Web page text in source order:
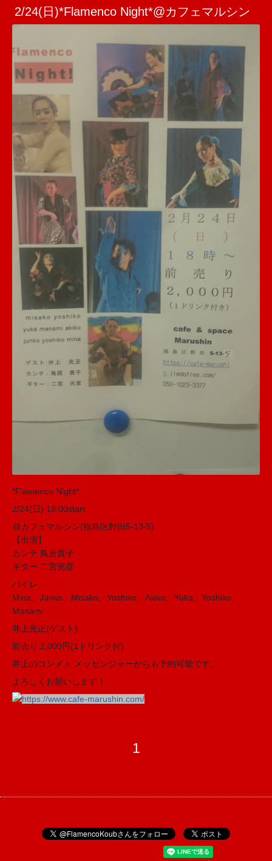
2/24(日)*Flamenco Night*@カフェマルシン
*Flamenco Night*
2/24(日) 18:00start
@カフェマルシン(福島区野田5-13-5)
【出演】
カンテ 鳥居貴子
ギター 二宮光彦
バイレ
Mina、Junko、Misako、Yoshiko、Akiko、Yuka、Yoshiko、
Manami
井上光正(ゲスト)
前売り 2,000円(1ドリンク付)
井上のコンメト メッセンジャーからも予約可能です。
よろしくお願いします！
https://www.cafe-marushin.com/
1